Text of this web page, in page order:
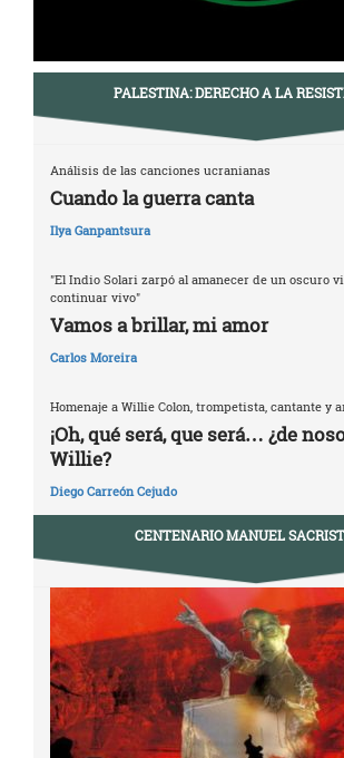
PALESTINA: DERECHO A LA
Análisis de las canciones ucranianas
Cuando la guerra canta
Ilya Ganpantsura
"El Indio Solari zarpó al amanecer de un oscuro
continuar vivo"
Vamos a brillar, mi amor
Carlos Moreira
Homenaje a Willie Colon, trompetista, cantante y
¡Oh, qué será, que será… ¿de
Willie?
Diego Carreón Cejudo
CENTENARIO MANUEL